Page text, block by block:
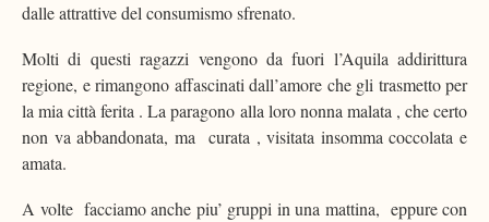
dalle attrattive del consumismo sfrenato.
Molti di questi ragazzi vengono da fuori l’Aquila addirittura
regione, e rimangono affascinati dall’amore che gli trasmetto per
la mia città ferita . La paragono alla loro nonna malata , che certo
non va abbandonata, ma curata , visitata insomma coccolata e
amata.
A volte facciamo anche piu’ gruppi in una mattina, eppure con